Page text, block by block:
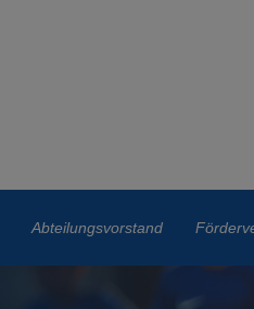
Abteilungsvorstand